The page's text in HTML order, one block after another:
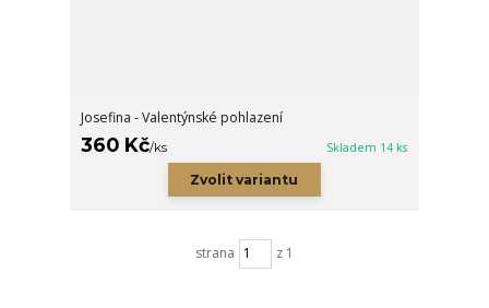
Josefina - Valentýnské pohlazení
360 Kč/ks Skladem 14 ks
Zvolit variantu
strana z 1